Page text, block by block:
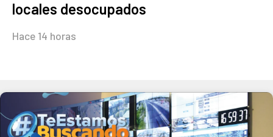
locales desocupados
Hace 14 horas